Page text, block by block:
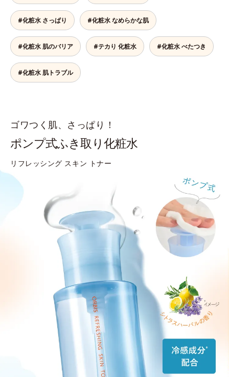
#化粧水 さっぱり #化粧水 なめらかな肌
#化粧水 肌のバリア #テカり 化粧水 #化粧水 べたつき
#化粧水 肌トラブル
ゴワつく肌、さっぱり！
ポンプ式ふき取り化粧水
リフレッシング スキン トナー